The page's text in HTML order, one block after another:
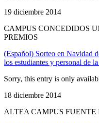
19 diciembre 2014
CAMPUS CONCEDIDOS
PREMIOS
(Español) Sorteo en Navidad
los estudiantes y personal de
Sorry, this entry is only
18 diciembre 2014
ALTEA CAMPUS FUENTE